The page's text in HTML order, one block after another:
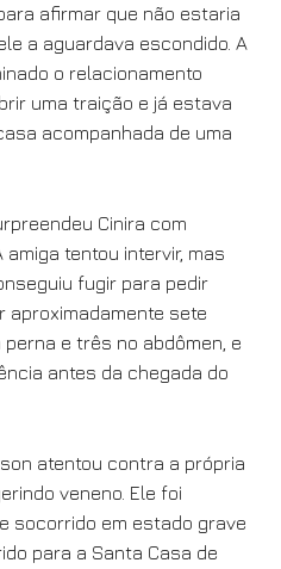
afirmar que não estaria
a aguardava escondido. A
o relacionamento
uma traição e já estava
acompanhada de uma
Cinira com
tentou intervir, mas
fugir para pedir
aproximadamente sete
e três no abdômen, e
antes da chegada do
atentou contra a própria
veneno. Ele foi
socorrido em estado grave
para a Santa Casa de